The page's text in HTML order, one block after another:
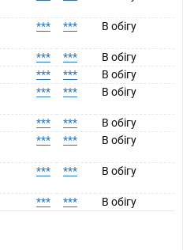
*** *** В обігу
*** ***
В обігу
*** ***
В обігу
*** *** В обігу
*** ***
В обігу
*** *** В обігу
*** *** В обігу
*** *** В обігу